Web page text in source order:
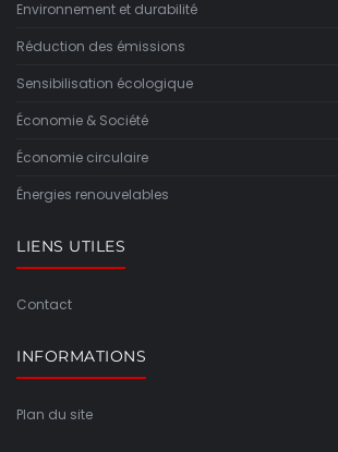
Environnement et durabilité
Réduction des émissions
Sensibilisation écologique
Économie & Société
Économie circulaire
Énergies renouvelables
LIENS UTILES
Contact
INFORMATIONS
Plan du site